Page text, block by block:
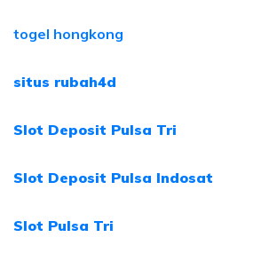
togel hongkong
situs rubah4d
Slot Deposit Pulsa Tri
Slot Deposit Pulsa Indosat
Slot Pulsa Tri